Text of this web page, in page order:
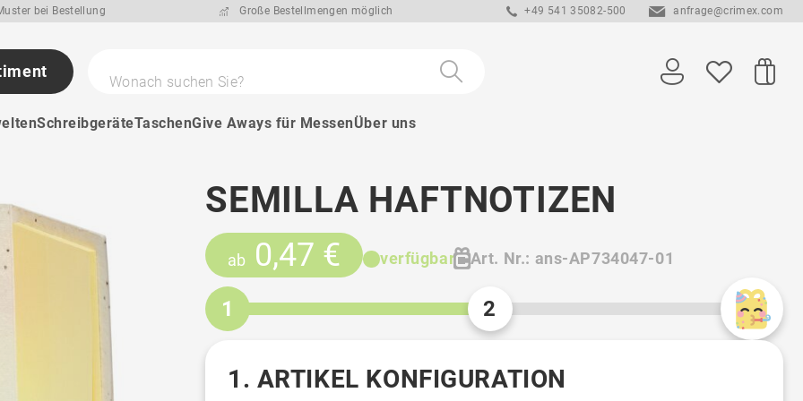
bei Bestellung Große Bestellmengen möglich +49 541 35082-500 anfrage@crimex.com
Wonach suchen Sie?
SchreibgeräteTaschenGive Aways für MessenÜber uns
SEMILLA HAFTNOTIZEN
ab 0,47 € verfügbar Art. Nr.: ans-AP734047-01
1 2
1. ARTIKEL KONFIGURATION